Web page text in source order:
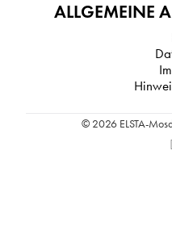
ALLGEMEINE
© 2026 ELSTA-